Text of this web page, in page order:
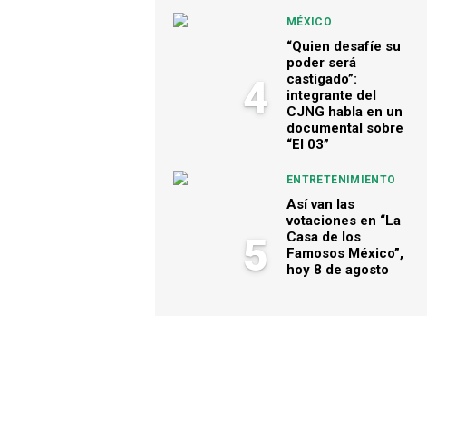
4
MÉXICO
“Quien desafíe su
poder será
castigado”:
integrante del
CJNG habla en un
documental sobre
“El 03”
5
ENTRETENIMIENTO
Así van las
votaciones en “La
Casa de los
Famosos México”,
hoy 8 de agosto